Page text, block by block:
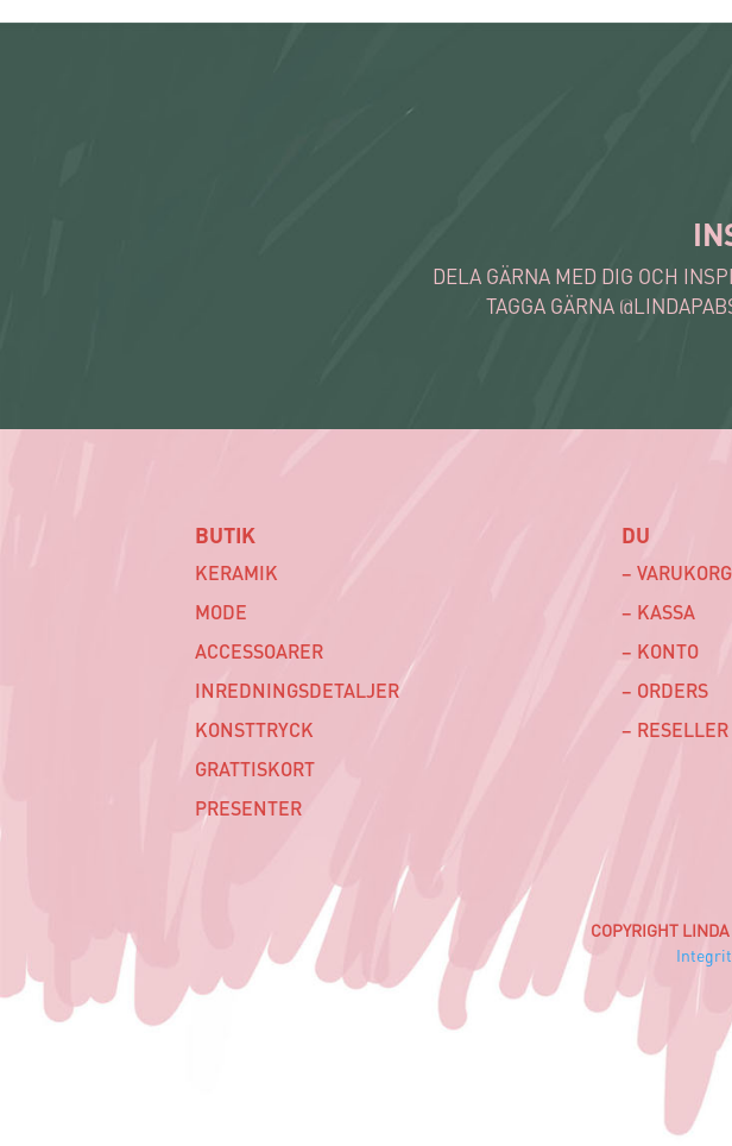
DELA GÄRNA MED DIG OCH
TAGGA GÄRNA
BUTIK
KERAMIK
MODE
ACCESSOARER
INREDNINGSDETALJER
KONSTTRYCK
GRATTISKORT
PRESENTER
DU
– VARUKORG
– KASSA
– KONTO
– ORDERS
– RESELLER
COPYRIGHT